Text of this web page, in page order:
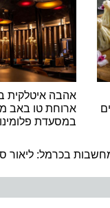
אהבה איטלקית
ארוחת טו באב
במסעדת פלומינו
בכרמל: ליאור